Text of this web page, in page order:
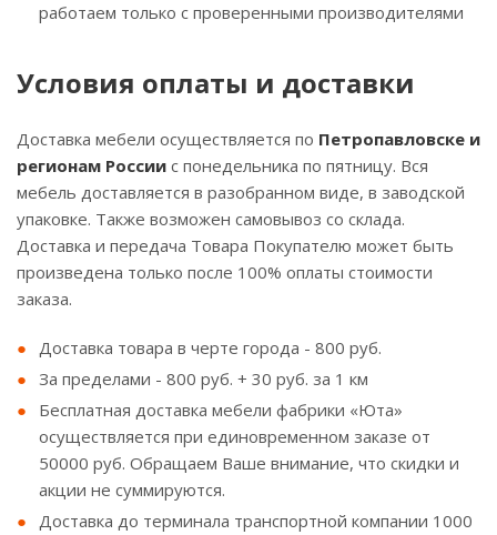
работаем только с проверенными производителями
Условия оплаты и доставки
Доставка мебели осуществляется по Петропавловске и
регионам России с понедельника по пятницу. Вся
мебель доставляется в разобранном виде, в заводской
упаковке. Также возможен самовывоз со склада.
Доставка и передача Товара Покупателю может быть
произведена только после 100% оплаты стоимости
заказа.
Доставка товара в черте города - 800 руб.
За пределами - 800 руб. + 30 руб. за 1 км
Бесплатная доставка мебели фабрики «Юта»
осуществляется при единовременном заказе от
50000 руб. Обращаем Ваше внимание, что скидки и
акции не суммируются.
Доставка до терминала транспортной компании 1000